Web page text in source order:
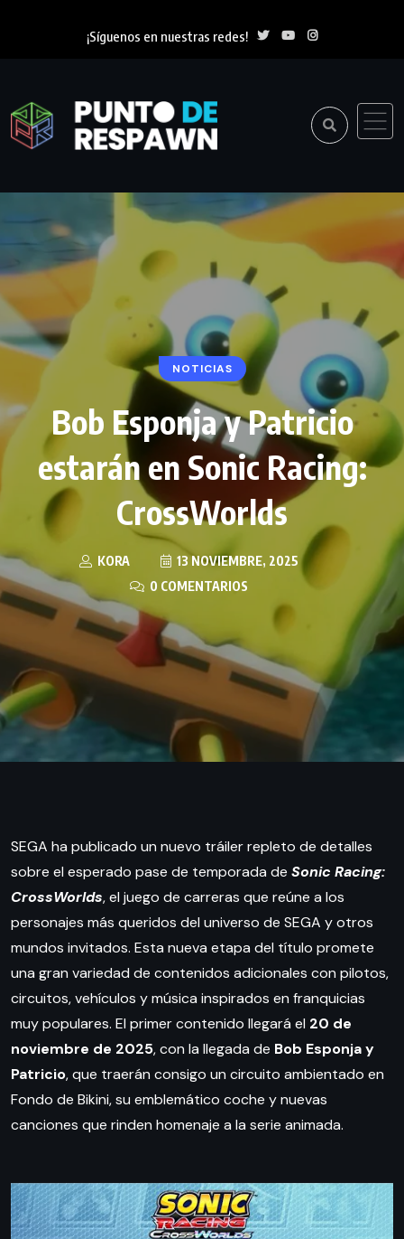
¡Síguenos en nuestras redes!
NOTICIAS
Bob Esponja y Patricio
estarán en Sonic Racing:
CrossWorlds
KORA
13 NOVIEMBRE, 2025
0 COMENTARIOS
SEGA ha publicado un nuevo tráiler repleto de detalles
sobre el esperado pase de temporada de Sonic Racing:
CrossWorlds, el juego de carreras que reúne a los
personajes más queridos del universo de SEGA y otros
mundos invitados. Esta nueva etapa del título promete
una gran variedad de contenidos adicionales con pilotos,
circuitos, vehículos y música inspirados en franquicias
muy populares. El primer contenido llegará el 20 de
noviembre de 2025, con la llegada de Bob Esponja y
Patricio, que traerán consigo un circuito ambientado en
Fondo de Bikini, su emblemático coche y nuevas
canciones que rinden homenaje a la serie animada.